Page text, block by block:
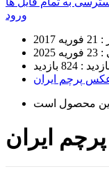
ورود
: 21 فوریه 2017
: 23 فوریه 2025
: 824 بازدید
پرچم ایران
این محصول
ایران